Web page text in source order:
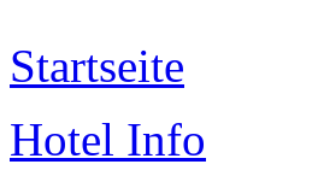
Startseite
Hotel Info